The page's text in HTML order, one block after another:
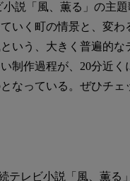
説「風、薫る」の主
いく町の情景と、変
いう、大きく普遍的な
制作過程が、20分近
なっている。ぜひチェ
テレビ小説「風、薫る」